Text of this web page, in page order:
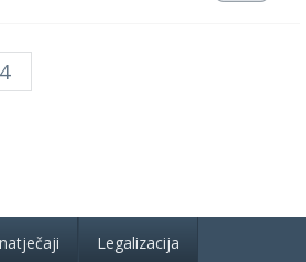
4
Legalizacija